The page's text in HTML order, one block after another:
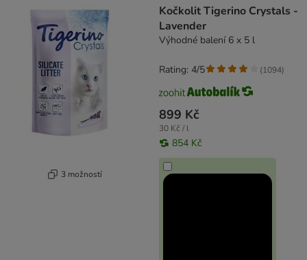
3 možností
Kočkolit Tigerino Crystals -
Lavender
Výhodné balení 6 x 5 l
899 Kč
30 Kč / l
854 Kč
Rating: 4/5 (1094)